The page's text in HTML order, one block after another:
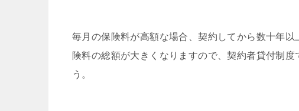
毎月の保険料が高額な場合、契約してから数十年
険料の総額が大きくなりますので、契約者貸付制
う。